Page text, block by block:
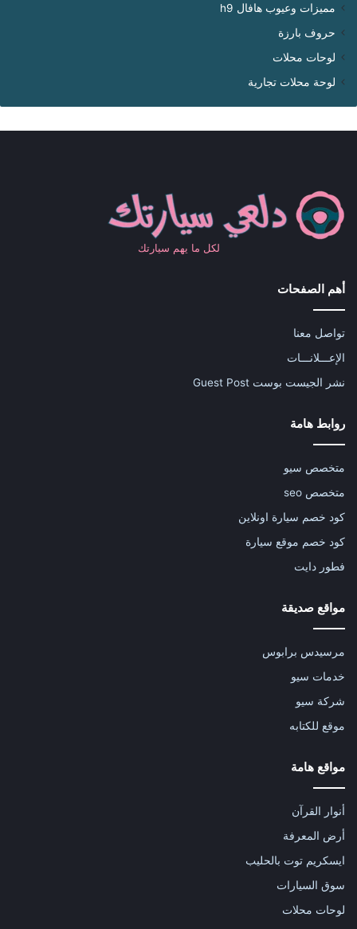
مميزات وعيوب هافال h9
حروف بارزة
لوحات محلات
لوحة محلات تجارية
لكل ما يهم سيارتك
أهم الصفحات
تواصل معنا
الإعـــلانـــات
نشر الجيست بوست Guest Post
روابط هامة
متخصص سيو
متخصص seo
كود خصم سيارة اونلاين
كود خصم موقع سيارة
فطور دايت
مواقع صديقة
مرسيدس برابوس
خدمات سيو
شركة سيو
موقع للكتابه
مواقع هامة
أنوار القرآن
أرض المعرفة
ايسكريم توت بالحليب
سوق السيارات
لوحات محلات